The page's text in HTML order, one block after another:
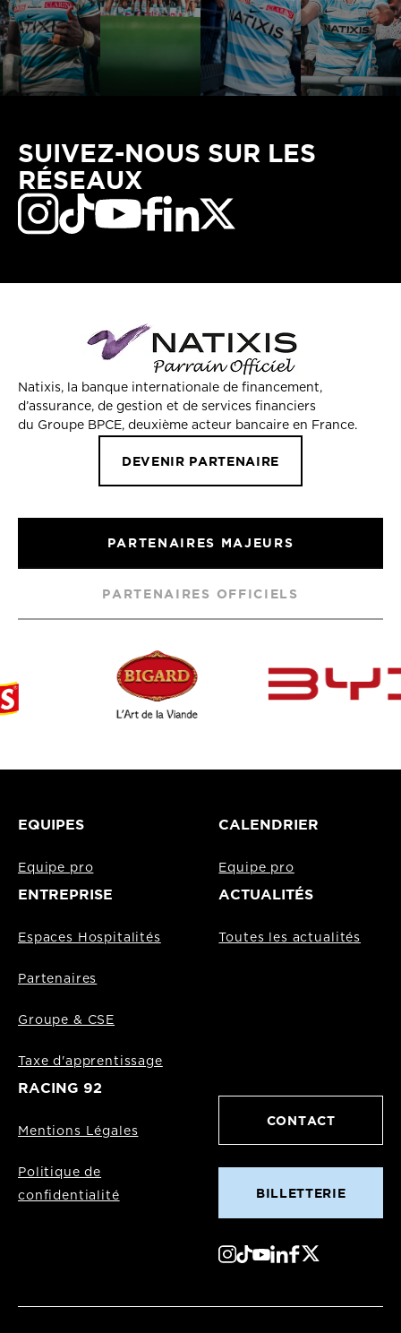
SUIVEZ-NOUS SUR LES
RÉSEAUX
Natixis, la banque internationale de financement,
d’assurance, de gestion et de services financiers
du Groupe BPCE, deuxième acteur bancaire en France.
DEVENIR PARTENAIRE
PARTENAIRES MAJEURS
PARTENAIRES OFFICIELS
EQUIPES
Equipe pro
CALENDRIER
Equipe pro
ENTREPRISE
Espaces Hospitalités
Partenaires
Groupe & CSE
Taxe d'apprentissage
ACTUALITÉS
Toutes les actualités
RACING 92
Mentions Légales
Politique de
confidentialité
CONTACT
BILLETTERIE